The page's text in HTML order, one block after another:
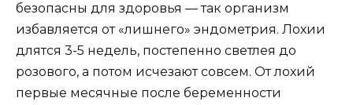
безопасны для здоровья — так организм
избавляется от «лишнего» эндометрия. Лохии
длятся 3-5 недель, постепенно светлея до
розового, а потом исчезают совсем. От лохий
первые месячные после беременности